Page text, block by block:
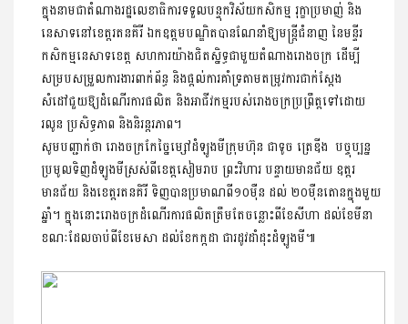
ក្នុងនាមជា​តំណាងរដ្ឋលេខាធិការទទួលបន្ទុកវិស័យកសិកម្ម រុក្ខា​ប្រមាញ់ និង
នេសាទនៅខេត្តរតនគិរី ឯកឧត្តមបណ្ឌិតបានណែនាំ​ឱ្យមន្ត្រីជំនាញ នៃមន្ទីរ
កសិកម្មនេសាទខេត្ត សហការយ៉ាងជិតស្និទ្ធ​ជាមួយ​តំណាងរោងចក្រ ដើម្បី
សម្របសម្រួលការងារពាក់ព័ន្ធ និង​ផ្តល់​ការគាំទ្រតាមតម្រូវការជាក់ស្តែង
សំដៅជួយឱ្យដំណើរការផលិត និងអាជីវកម្មរបស់រោងចក្រប្រព្រឹត្តទៅដោយ
រលូន ប្រសិទ្ធភាព និង​និរន្តរភាព។
សូមបញ្ជាក់ថា រោងចក្រកែច្នៃម្សៅដំឡូងមីក្រុមហ៊ុន ជាទូច ត្រេឌីង បច្ចុប្បន្ន
ប្រមូលទិញដំឡូងមីស្រស់ពី​ខេត្តសៀមរាប ព្រះវិហារ បន្ទាយ​មានជ័យ ឧត្តរ
មានជ័យ និងខេត្ត​រតនគិរី ទិញបាន​ប្រមាណ​ពី១០ម៉ឺន ដល់ ២០ម៉ឺនតោនក្នុងមួយ
ឆ្នាំ។ ក្នុងនោះរោងចក្រដំណើរការ​ផលិត​ត្រឹមតែចន្លោះពីខែសីហា ដល់ខែ​មីនា
ខណៈដែលចាប់ពី​ខែមេសា ដល់​ខែកក្កដា ជារដូវដាំដុះដំឡូងមី៕